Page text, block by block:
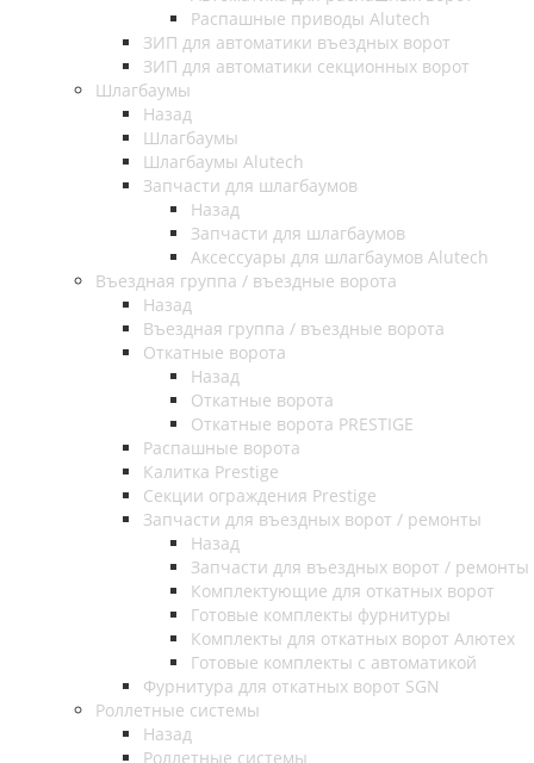
Распашные приводы Alutech
ЗИП для автоматики въездных ворот
ЗИП для автоматики секционных ворот
Шлагбаумы
Назад
Шлагбаумы
Шлагбаумы Alutech
Запчасти для шлагбаумов
Назад
Запчасти для шлагбаумов
Аксессуары для шлагбаумов Alutech
Въездная группа / въездные ворота
Назад
Въездная группа / въездные ворота
Откатные ворота
Назад
Откатные ворота
Откатные ворота PRESTIGE
Распашные ворота
Калитка Prestige
Секции ограждения Prestige
Запчасти для въездных ворот / ремонты
Назад
Запчасти для въездных ворот / ремонты
Комплектующие для откатных ворот
Готовые комплекты фурнитуры
Комплекты для откатных ворот Алютех
Готовые комплекты с автоматикой
Фурнитура для откатных ворот SGN
Роллетные системы
Назад
Роллетные системы